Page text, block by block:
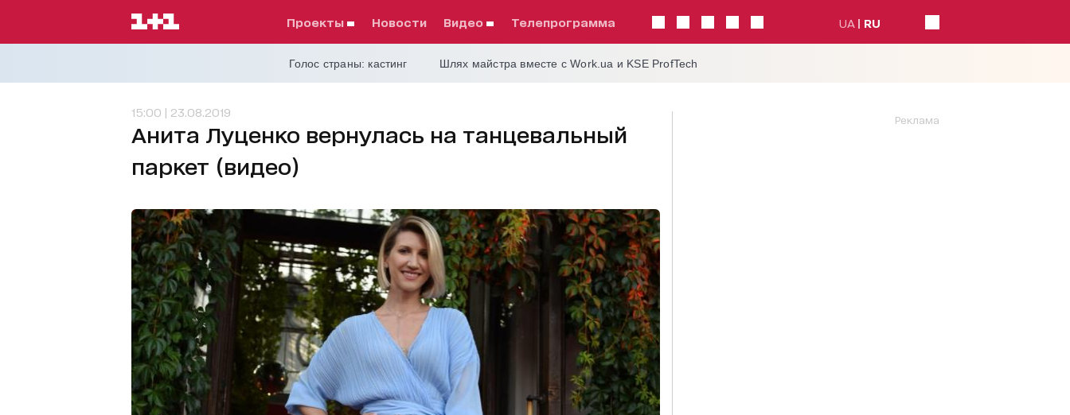
проекты Новости видео телепрограмма UA RU
Голос страны: кастинг Шлях майстра вместе с Work.ua и KSE ProfTech
15:00 | 23.08.2019
Анита Луценко вернулась на танцевальный
паркет (видео)
Реклама